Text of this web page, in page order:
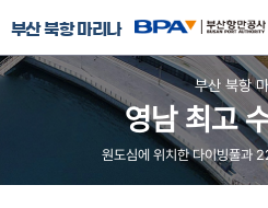
부산 북항 마리나
부산 북항
영남 최고
원도심에 위치한 다이빙풀과